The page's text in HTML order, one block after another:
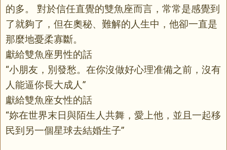
的多。 對於信任直覺的雙魚座而言，常常是感覺到
了就夠了，但在奧秘、難解的人生中，他卻一直是
那麼地憂柔寡斷。
獻給雙魚座男性的話
“小朋友，別發愁。在你沒做好心理准備之前，沒有
人能逼你長大成人”
獻給雙魚座女性的話
“妳在世界末日與陌生人共舞，愛上他，並且一起移
民到另一個星球去結婚生子”